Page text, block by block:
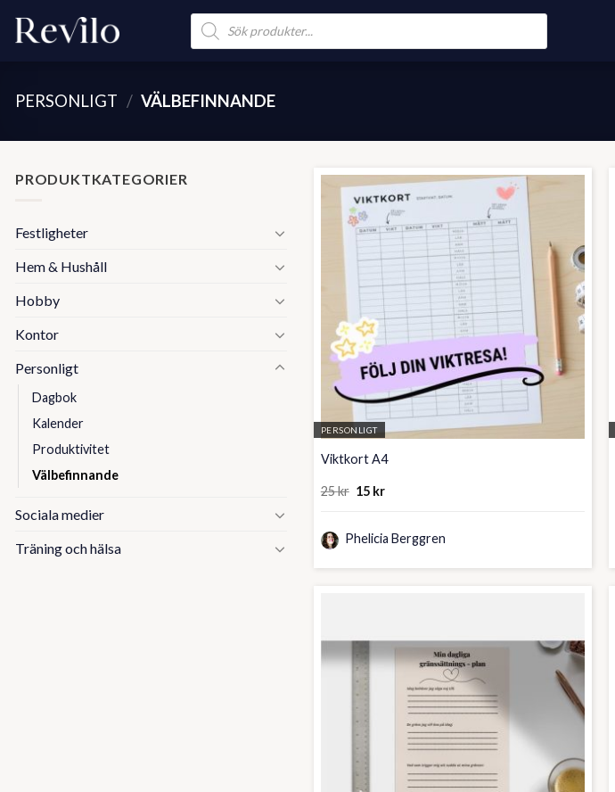
Products
search
PERSONLIGT / VÄLBEFINNANDE
PRODUKTKATEGORIER
Festligheter
Hem & Hushåll
Hobby
Kontor
Personligt
Dagbok
Kalender
Produktivitet
Välbefinnande
Sociala medier
Träning och hälsa
PERSONLIGT
Viktkort A4
25kr Det
25 kr.
15 krDet
15 kr.
Phelicia Berggren